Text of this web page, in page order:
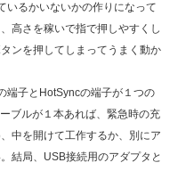
いるかいないかの作りになって
高さを稼いで指で押しやすくし
ンを押してしまってうまく動か
端子とHotSyncの端子が１つの
ブルが１本あれば、緊急時の充
中を開けて工作するか、別にア
結局、USB接続用のアダプタと